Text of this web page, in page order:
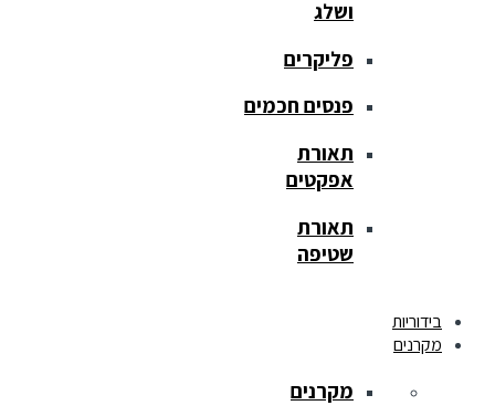
ושלג
פליקרים
פנסים חכמים
תאורת
אפקטים
תאורת
שטיפה
בידוריות
מקרנים
מקרנים